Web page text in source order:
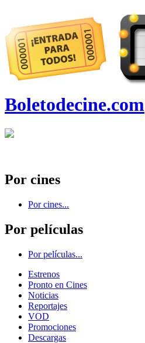
Boletodecine.com
Por cines
Por cines...
Por películas
Por películas...
Estrenos
Pronto en Cines
Noticias
Reportajes
VOD
Promociones
Descargas